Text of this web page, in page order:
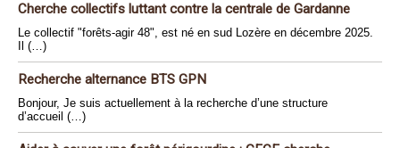
Cherche collectifs luttant contre la centrale de Gardanne
Le collectif "forêts-agir 48", est né en sud Lozère en décembre 2025.
Il (…)
Recherche alternance BTS GPN
Bonjour, Je suis actuellement à la recherche d’une structure
d’accueil (…)